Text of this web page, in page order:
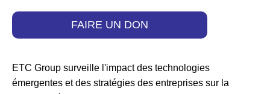
FAIRE UN DON
ETC Group surveille l'impact des technologies
émergentes et des stratégies des entreprises sur la